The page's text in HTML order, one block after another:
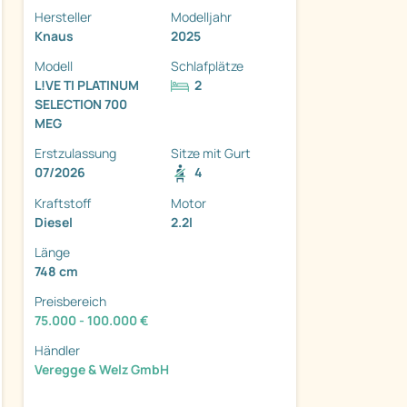
Hersteller
Knaus
Modelljahr
2025
Modell
L!VE TI PLATINUM
SELECTION 700
MEG
Schlafplätze
2
Erstzulassung
07/2026
Sitze mit Gurt
4
Kraftstoff
Diesel
Motor
2.2l
Länge
748 cm
Preisbereich
75.000 - 100.000 €
Händler
Veregge & Welz GmbH